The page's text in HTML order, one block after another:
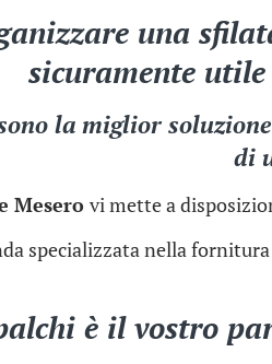
una
sicuramente
la miglior
di
Meserovi mette a
specializzata nella
è il vostro